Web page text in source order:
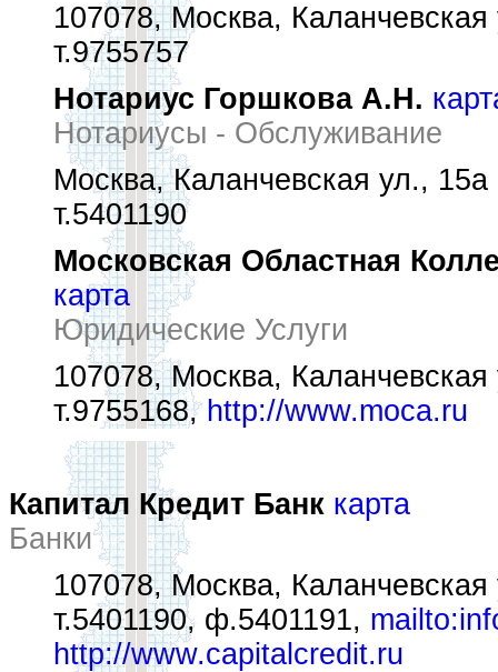
107078, Москва,
т.9755757
Нотариус Горшкова А.Н.
Нотариусы - Обслуживание
Москва, Каланчевская ул., 15а
т.5401190
Московская Областная
карта
Юридические Услуги
107078, Москва,
т.9755168, http://www.moca.ru
Капитал Кредит Банк карта
Банки
107078, Москва,
т.5401190, ф.5401191,
http://www.capitalcredit.ru